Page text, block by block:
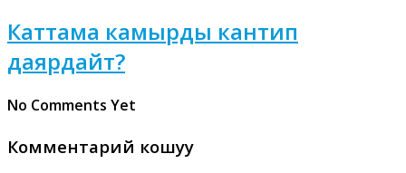
Каттама камырды кантип
даярдайт?
No Comments Yet
Комментарий кошуу